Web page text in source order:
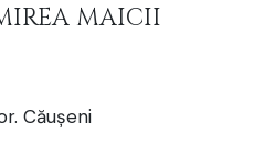
MAICII
Căușeni